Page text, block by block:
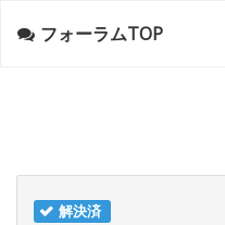
フォーラムTOP
解決済